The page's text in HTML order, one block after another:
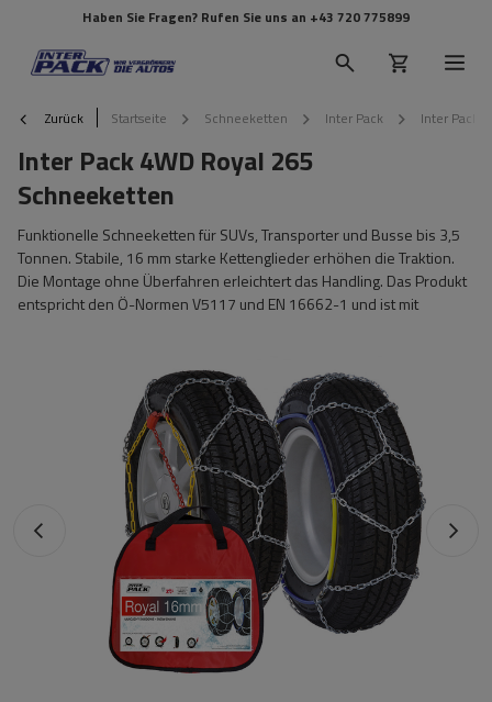
Haben Sie Fragen? Rufen Sie uns an +43 720 775899
Zurück Startseite Schneeketten Inter Pack Inter Pack
Inter Pack 4WD Royal 265
Schneeketten
Funktionelle Schneeketten für SUVs, Transporter und Busse bis 3,5
Tonnen. Stabile, 16 mm starke Kettenglieder erhöhen die Traktion.
Die Montage ohne Überfahren erleichtert das Handling. Das Produkt
entspricht den Ö-Normen V5117 und EN 16662-1 und ist mit